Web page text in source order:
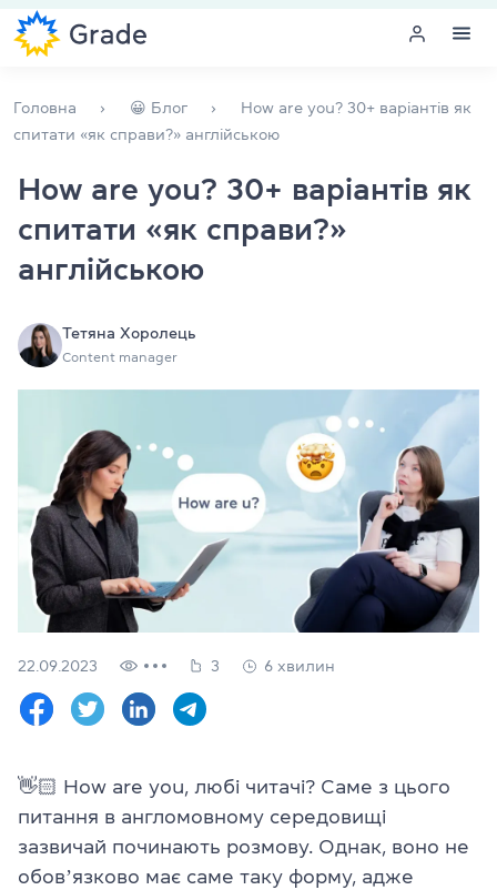
Навчання для викладачів
Англійська для компаній
Підготовка до іспитів
Більше про нас
Перевіритисвій рівень
Залишити заявку
Мова сайту RU
(063) 580 11 00
(098) 580 11 00
м. Київ, метро Золоті Ворота, вул. Ярославів Вал, 13/2-б,
Дивитись на Google Maps
Головна 😀 Блог
How are you? 30+ варіантів як
спитати «як справи?» англійською
How are you? 30+ варіантів як
спитати «як справи?»
англійською
Тетяна Хоролець
Content manager
22.09.2023 3 6 хвилин
👋🏻 How are you, любі читачі? Саме з цього
питання в англомовному середовищі
зазвичай починають розмову. Однак, воно не
обовʼязково має саме таку форму, адже